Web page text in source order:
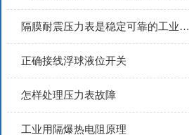
隔膜耐震压力表是稳定可靠的工业压力测量仪表
正确接线浮球液位开关
怎样处理压力表故障
工业用隔爆热电阻原理